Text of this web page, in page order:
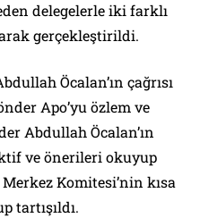
delegelerle iki farklı
gerçekleştirildi.
Öcalan’ın çağrısı
Apo’yu özlem ve
Abdullah Öcalan’ın
ve önerileri okuyup
Komitesi’nin kısa
tartışıldı.